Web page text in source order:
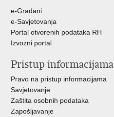
e-Građani
e-Savjetovanja
Portal otvorenih podataka RH
Izvozni portal
Pristup informacijama
Pravo na pristup informacijama
Savjetovanje
Zaštita osobnih podataka
Zapošljavanje